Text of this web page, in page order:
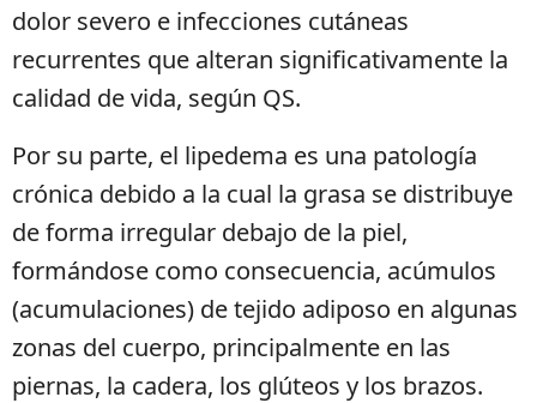
dolor severo e infecciones cutáneas
recurrentes que alteran significativamente la
calidad de vida, según QS.
Por su parte, el lipedema es una patología
crónica debido a la cual la grasa se distribuye
de forma irregular debajo de la piel,
formándose como consecuencia, acúmulos
(acumulaciones) de tejido adiposo en algunas
zonas del cuerpo, principalmente en las
piernas, la cadera, los glúteos y los brazos.